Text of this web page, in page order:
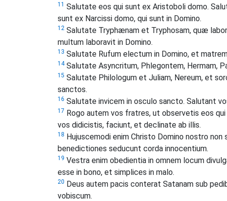
11 Salutate eos qui sunt ex Aristoboli domo.
sunt ex Narcissi domo, qui sunt in Domino.
12 Salutate Tryphænam et Tryphosam, quæ
multum laboravit in Domino.
13 Salutate Rufum electum in Domino, et
14Salutate Asyncritum, Phlegontem, Hermam,
15 Salutate Philologum et Juliam, Nereum, et
sanctos.
16 Salutate invicem in osculo sancto. Salutant
17 Rogo autem vos fratres, ut observetis eos
vos didicistis, faciunt, et declinate ab illis.
18 Hujuscemodi enim Christo Domino nostro
benedictiones seducunt corda innocentium.
19 Vestra enim obedientia in omnem locum
esse in bono, et simplices in malo.
20 Deus autem pacis conterat Satanam sub
vobiscum.